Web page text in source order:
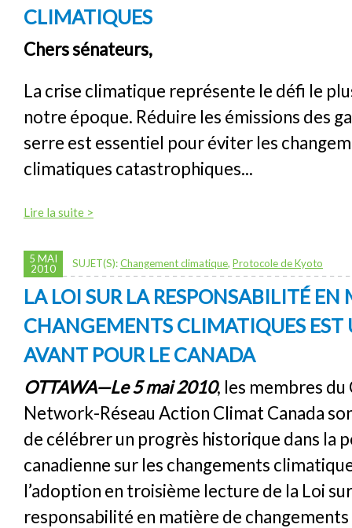
CLIMATIQUES
Chers sénateurs,
La crise climatique représente le défi le
notre époque. Réduire les émissions des
serre est essentiel pour éviter les
climatiques catastrophiques...
Lire la suite >
5 MAI
2010
SUJET(S):Changement climatique, Protocole de Kyoto
LA LOI SUR LA RESPONSABILITÉ EN
CHANGEMENTS CLIMATIQUES EST
AVANT POUR LE CANADA
OTTAWA—Le 5 mai 2010, les membres
Network-Réseau Action Climat Canada
de célébrer un progrès historique dans la
canadienne sur les changements
l’adoption en troisième lecture de la Loi
responsabilité en matière de